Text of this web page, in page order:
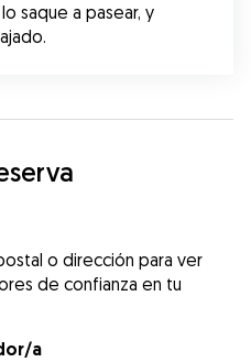
saque a pasear, y
o dirección para ver
de confianza en tu
a